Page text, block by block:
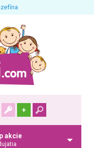
+
akcie